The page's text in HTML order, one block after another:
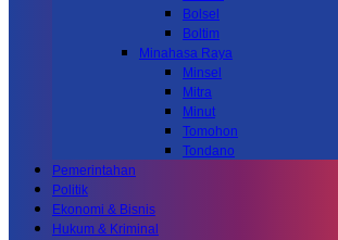
Bolsel
Boltim
Minahasa Raya
Minsel
Mitra
Minut
Tomohon
Tondano
Pemerintahan
Politik
Ekonomi & Bisnis
Hukum & Kriminal